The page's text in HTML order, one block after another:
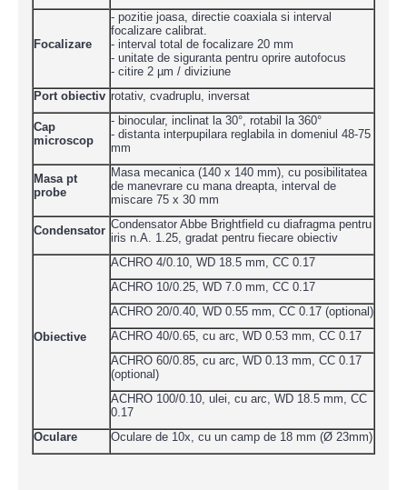
Focalizare
- pozitie joasa, directie coaxiala si interval
focalizare calibrat.
- interval total de focalizare 20 mm
- unitate de siguranta pentru oprire autofocus
- citire 2 µm / diviziune
Port obiectiv rotativ, cvadruplu, inversat
Cap
microscop
- binocular, inclinat la 30°, rotabil la 360°
- distanta interpupilara reglabila in domeniul 48-75
mm
Masa pt
probe
Masa mecanica (140 x 140 mm), cu posibilitatea
de manevrare cu mana dreapta, interval de
miscare 75 x 30 mm
Condensator Condensator Abbe Brightfield cu diafragma pentru
iris n.A. 1.25, gradat pentru fiecare obiectiv
Obiective
ACHRO 4/0.10, WD 18.5 mm, CC 0.17
ACHRO 10/0.25, WD 7.0 mm, CC 0.17
ACHRO 20/0.40, WD 0.55 mm, CC 0.17 (optional)
ACHRO 40/0.65, cu arc, WD 0.53 mm, CC 0.17
ACHRO 60/0.85, cu arc, WD 0.13 mm, CC 0.17
(optional)
ACHRO 100/0.10, ulei, cu arc, WD 18.5 mm, CC
0.17
Oculare
Oculare de 10x, cu un camp de 18 mm (Ø 23mm)